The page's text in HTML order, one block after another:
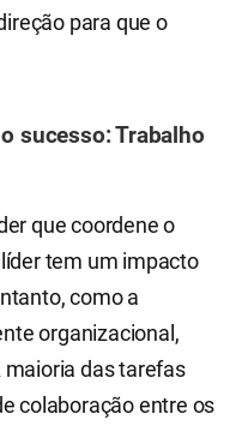
para que o
sucesso: Trabalho
que coordene o
tem um impacto
como a
organizacional,
maioria das tarefas
colaboração entre os